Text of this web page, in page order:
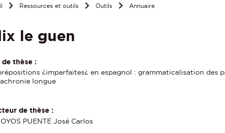
Ressources et outils Outils Annuaire
le guen
thèse :
¿imparfaites¿ en espagnol : grammaticalisation des
longue
de thèse :
PUENTE José Carlos